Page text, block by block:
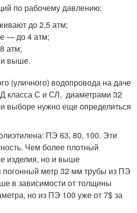
по рабочему давлению:
до 2,5 атм;
— до 4 атм;
атм;
выше.
(уличного) водопровода на даче
класса С и СЛ, диаметрами 32
выборе нужно еще определиться
ПЭ 63, 80, 100. Эти
Чем более плотный
изделия, но и выше
метр 32 мм трубы из ПЭ
в зависимости от толщины
но из ПЭ 100 уже от 7$ за